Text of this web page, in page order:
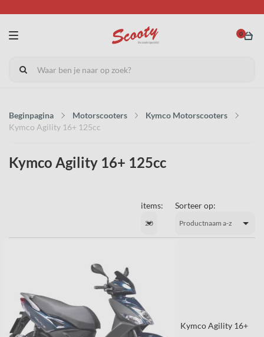
0
Beginpagina Motorscooters
Kymco Motorscooters
Kymco Agility 16+ 125cc
Kymco Agility 16+ 125cc
Sorteer op:
items:
Kymco Agility 16+